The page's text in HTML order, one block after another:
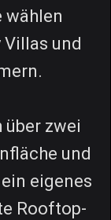
wählen
und
über zwei
und
eigenes
Rooftop-